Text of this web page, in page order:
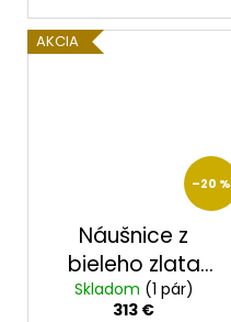
AKCIA
–20 %
Náušnice z
bieleho zlata
23199/B/X
Skladom (1 pár)
313 €